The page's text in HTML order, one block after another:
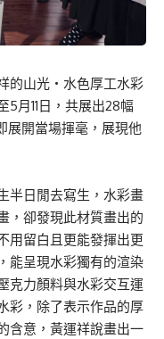
的山光・水色厚工水彩
月11日，共展出28幅
展開當場揮毫，展現他
半日閒去寫生，水彩畫
，卻發現此材質畫出的
用留白且更能發揮出更
能呈現水彩獨有的渲染
克力顏料與水彩交互運
彩，除了表示作品的厚
含意，黃運祥說畫出一